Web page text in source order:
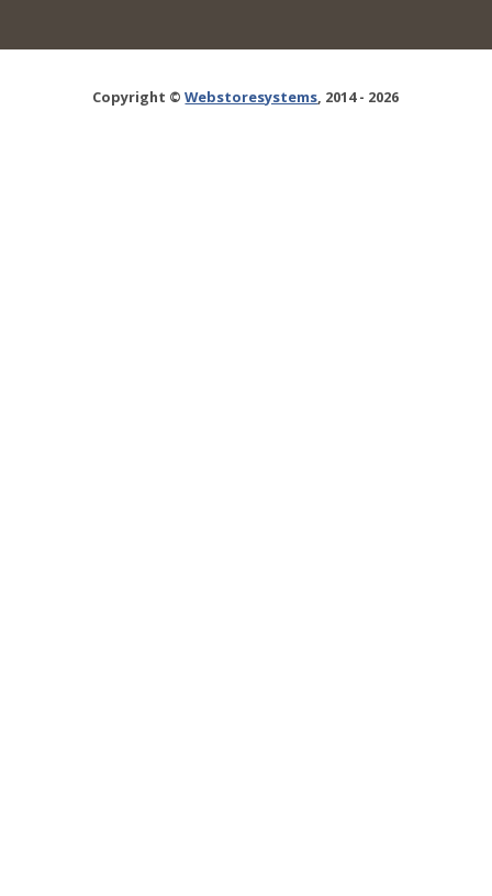
Copyright ©Webstoresystems, 2014 - 2026